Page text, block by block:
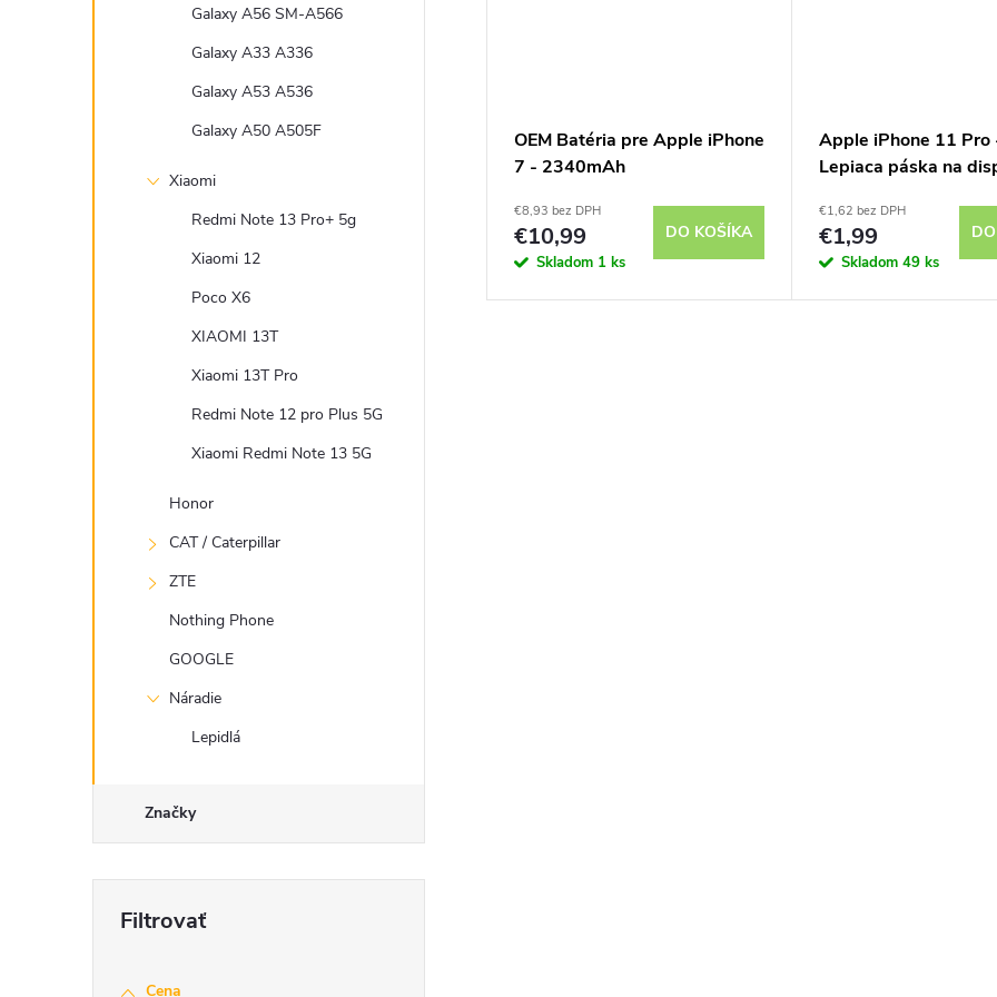
Galaxy A56 SM-A566
Galaxy A33 A336
Galaxy A53 A536
Galaxy A50 A505F
Xiaomi
Redmi Note 13 Pro+ 5g
Xiaomi 12
Poco X6
XIAOMI 13T
Xiaomi 13T Pro
Redmi Note 12 pro Plus 5G
Xiaomi Redmi Note 13 5G
Honor
CAT / Caterpillar
ZTE
Nothing Phone
GOOGLE
Náradie
Lepidlá
Značky
Cena
OEM Batéria pre Apple iPhone
7 - 2340mAh
€8,93 bez DPH
€10,99
Skladom 1 ks
DO KOŠÍKA
Apple iPhone 11 Pro
Lepiaca páska na
€1,62 bez DPH
€1,99
Skladom49 ks